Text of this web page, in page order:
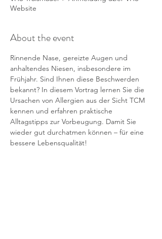
Website
About the event
Rinnende Nase, gereizte Augen und
anhaltendes Niesen, insbesondere im
Frühjahr. Sind Ihnen diese Beschwerden
bekannt? In diesem Vortrag lernen Sie die
Ursachen von Allergien aus der Sicht TCM
kennen und erfahren praktische
Alltagstipps zur Vorbeugung. Damit Sie
wieder gut durchatmen können – für eine
bessere Lebensqualität!